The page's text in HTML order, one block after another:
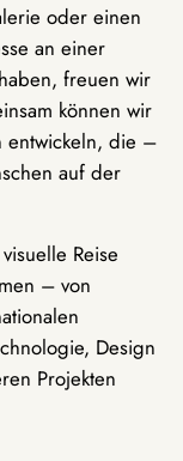
oder einen
an einer
freuen wir
können wir
entwickeln, die –
auf der
Reise
– von
Design
Projekten